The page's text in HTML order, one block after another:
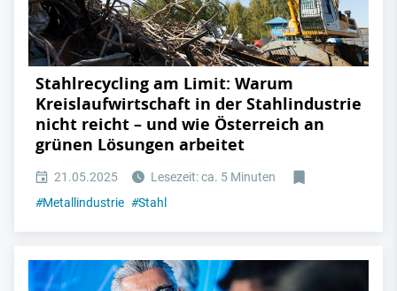
Stahlrecycling am Limit: Warum
Kreislaufwirtschaft in der Stahlindustrie
nicht reicht – und wie Österreich an
grünen Lösungen arbeitet
21.05.2025
Lesezeit: ca. 5 Minuten
#Metallindustrie #Stahl